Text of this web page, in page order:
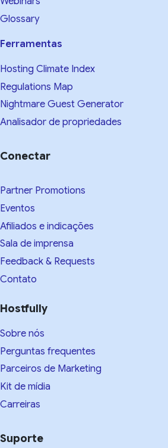
Glossary
Ferramentas
Hosting Climate Index
Regulations Map
Nightmare Guest Generator
Analisador de propriedades
Conectar
Partner Promotions
Eventos
Afiliados e indicações
Sala de imprensa
Feedback & Requests
Contato
Hostfully
Sobre nós
Perguntas frequentes
Parceiros de Marketing
Kit de mídia
Carreiras
Suporte